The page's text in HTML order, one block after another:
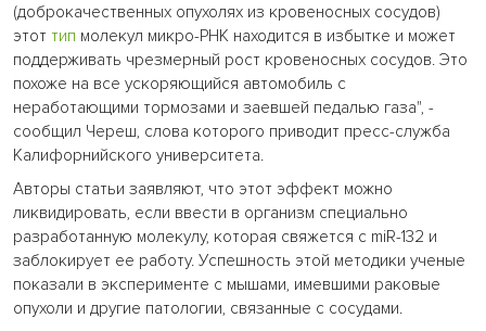
(доброкачественных опухолях из кровеносных сосудов)
этот тип молекул микро-РНК находится в избытке и может
поддерживать чрезмерный рост кровеносных сосудов. Это
похоже на все ускоряющийся автомобиль с
неработающими тормозами и заевшей педалью газа", -
сообщил Череш, слова которого приводит пресс-служба
Калифорнийского университета.
Авторы статьи заявляют, что этот эффект можно
ликвидировать, если ввести в организм специально
разработанную молекулу, которая свяжется с miR-132 и
заблокирует ее работу. Успешность этой методики ученые
показали в эксперименте с мышами, имевшими раковые
опухоли и другие патологии, связанные с сосудами.